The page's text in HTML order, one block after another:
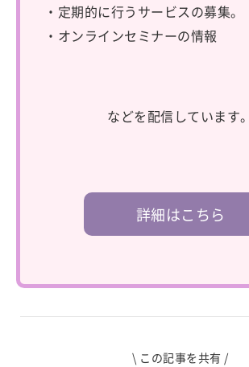
・定期的に行うサービスの募集。
・オンラインセミナーの情報
などを配信しています。
詳細はこちら
\ この記事を共有 /